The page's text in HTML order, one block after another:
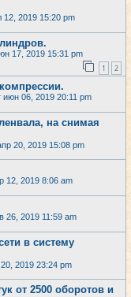
12, 2019 15:20 pm
17, 2019 15:31 pm
1 2
июн 06, 2019 20:11 pm
на снимая
20, 2019 15:08 pm
12, 2019 8:06 am
26, 2019 11:59 am
в систему
2019 23:24 pm
от 2500 оборотов и